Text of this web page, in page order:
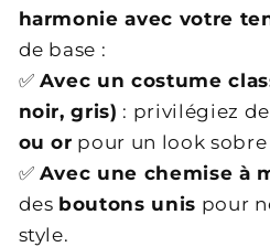
harmonie avec votre
de base :
✅ Avec un costume
noir, gris) : privilégiez
ou or pour un look
✅ Avec une chemise à
des boutons unis pour
style.